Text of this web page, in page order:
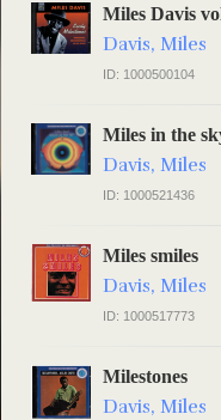
Miles Davis
Davis, Miles
ID: 1000500104
Miles in the
Davis, Miles
ID: 1000521436
Miles smiles
Davis, Miles
ID: 1000517773
Milestones
Davis, Miles